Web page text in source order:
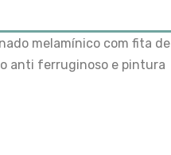
melamínico com fita de
anti ferruginoso e pintura